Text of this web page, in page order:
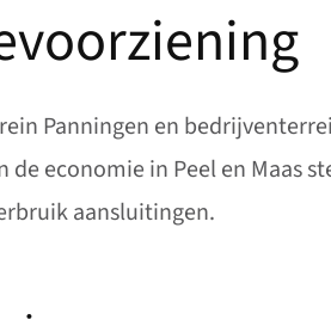
Panningen en
economie in Peel en Maas
aansluitingen.